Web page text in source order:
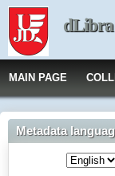
MAIN PAGE
Metadata